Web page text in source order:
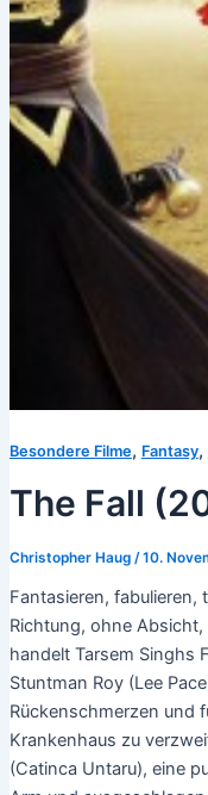
Besondere Filme, Fantasy,
The Fall
Christopher Haug /10.
Fantasieren, fabulieren,
Richtung, ohne
handelt Tarsem Singhs
Stuntman Roy (Lee
Rückenschmerzen und
Krankenhaus zu
(Catinca Untaru), eine